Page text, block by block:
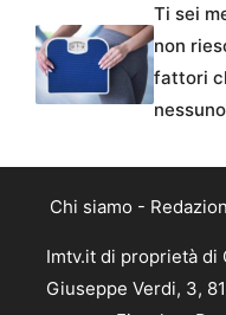
Ti sei
non
fattori
Chi siamo -
Imtv.it di proprietà di
Giuseppe Verdi, 3,